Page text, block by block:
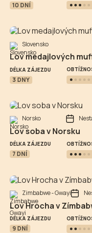
10 DNÍ
Slovensko
Lov medajlových
DÉLKA ZÁJEZDU
3 DNY
Norsko
Lov soba v Norsku
DÉLKA ZÁJEZDU
7 DNÍ
Zimbabwe - Gwayi
Lov Hrocha v
DÉLKA ZÁJEZDU
9 DNÍ